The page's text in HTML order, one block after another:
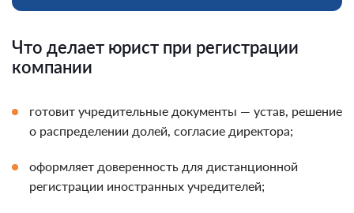
Что делает юрист при регистрации
компании
готовит учредительные документы — устав, решение
о распределении долей, согласие директора;
оформляет доверенность для дистанционной
регистрации иностранных учредителей;